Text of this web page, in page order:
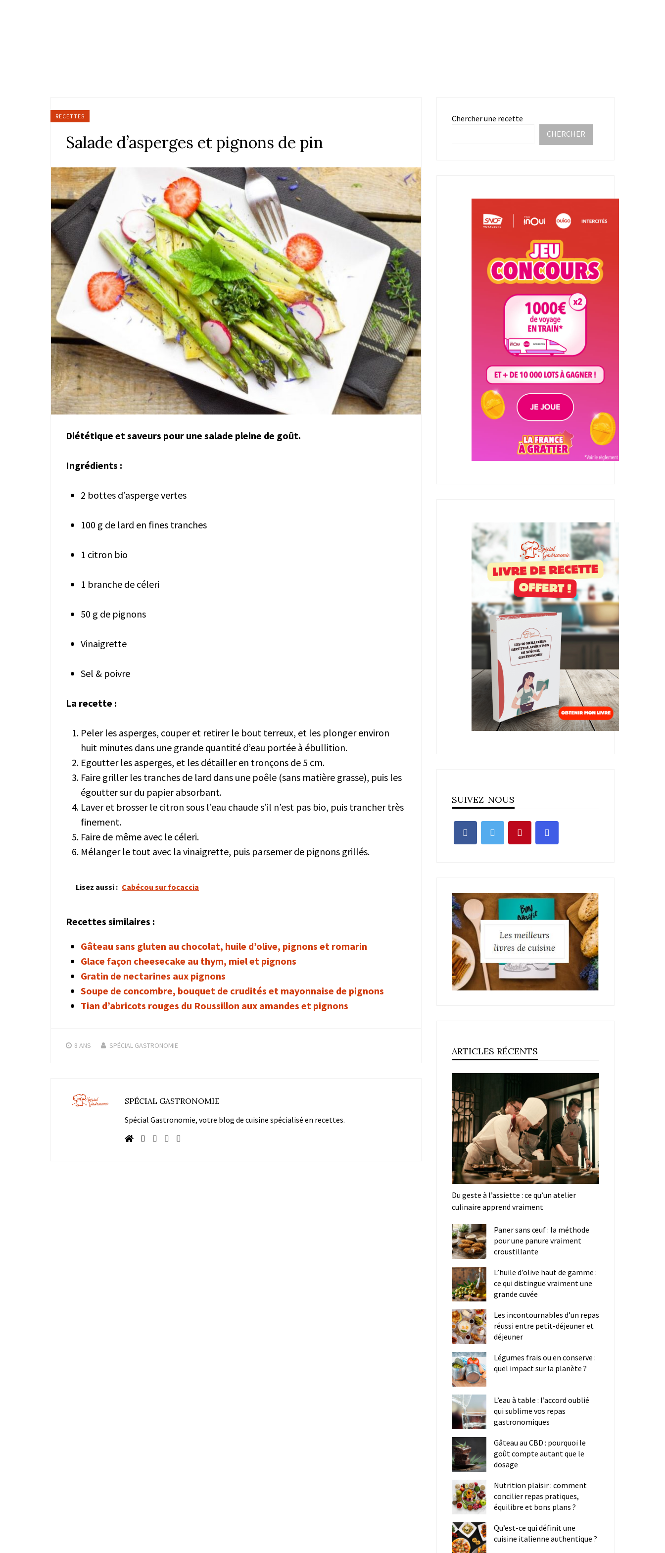
RECETTES
Salade d’asperges et pignons de pin
Diététique et saveurs pour une salade pleine de goût.
Ingrédients :
2 bottes d’asperge vertes
100 g de lard en fines tranches
1 citron bio
1 branche de céleri
50 g de pignons
Vinaigrette
Sel & poivre
La recette :
Peler les asperges, couper et retirer le bout terreux, et les plonger environ
huit minutes dans une grande quantité d’eau portée à ébullition.
Egoutter les asperges, et les détailler en tronçons de 5 cm.
Faire griller les tranches de lard dans une poêle (sans matière grasse), puis les
égoutter sur du papier absorbant.
Laver et brosser le citron sous l’eau chaude s’il n’est pas bio, puis trancher très
finement.
Faire de même avec le céleri.
Mélanger le tout avec la vinaigrette, puis parsemer de pignons grillés.
Lisez aussi : Cabécou sur focaccia
Recettes similaires :
Gâteau sans gluten au chocolat, huile d’olive, pignons et romarin
Glace façon cheesecake au thym, miel et pignons
Gratin de nectarines aux pignons
Soupe de concombre, bouquet de crudités et mayonnaise de pignons
Tian d’abricots rouges du Roussillon aux amandes et pignons
8 ANS SPÉCIAL GASTRONOMIE
SPÉCIAL GASTRONOMIE
Spécial Gastronomie, votre blog de cuisine spécialisé en recettes.
Chercher une recette
CHERCHER
SUIVEZ-NOUS
ARTICLES RÉCENTS
Du geste à l’assiette : ce qu’un atelier
culinaire apprend vraiment
Paner sans œuf : la méthode
pour une panure vraiment
croustillante
L’huile d’olive haut de gamme :
ce qui distingue vraiment une
grande cuvée
Les incontournables d’un repas
réussi entre petit-déjeuner et
déjeuner
Légumes frais ou en conserve :
quel impact sur la planète ?
L’eau à table : l’accord oublié
qui sublime vos repas
gastronomiques
Gâteau au CBD : pourquoi le
goût compte autant que le
dosage
Nutrition plaisir : comment
concilier repas pratiques,
équilibre et bons plans ?
Qu’est-ce qui définit une
cuisine italienne authentique ?